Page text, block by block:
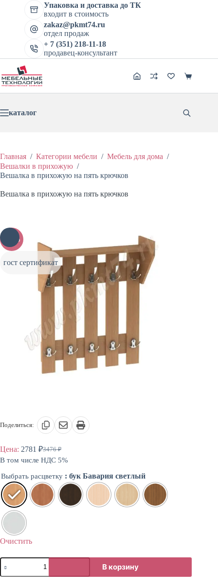
Упаковка и доставка до ТК
входит в стоимость
zakaz@pkmt74.ru
отдел продаж
+ 7 (351) 218-11-18
продавец-консультант
Корзина
каталог
Главная / Категории мебели / Мебель для дома /
Вешалки в прихожую /
Вешалка в прихожую на пять крючков
Вешалка в прихожую на пять крючков
-20%
гост сертификат
Поделиться:
Цена: 3476₽
Первоначальная
цена
3476 ₽.
2781 ₽Текущая
цена:
В том числе НДС 5%
Выбрать расцветку : бук Бавария светлый
Очистить
Количество
товара
Вешалка
В корзину